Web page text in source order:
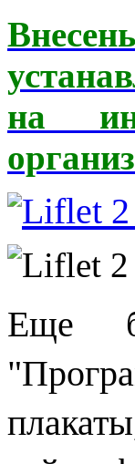
на
Еще